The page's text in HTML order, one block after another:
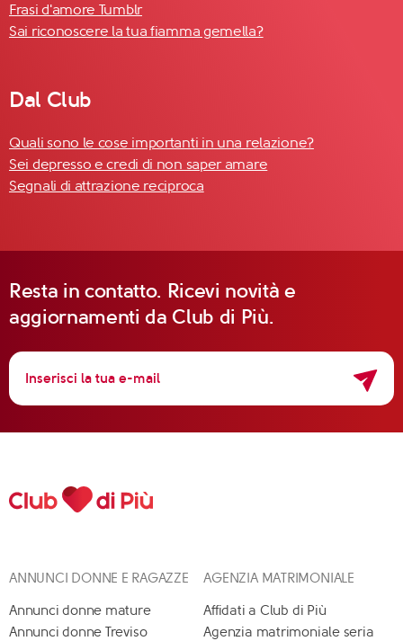
Frasi d'amore Tumblr
Sai riconoscere la tua fiamma gemella?
Dal Club
Quali sono le cose importanti in una relazione?
Sei depresso e credi di non saper amare
Segnali di attrazione reciproca
Resta in contatto. Ricevi novità e
aggiornamenti da Club di Più.
ANNUNCI DONNE E RAGAZZE
Annunci donne mature
Annunci donne Treviso
AGENZIA MATRIMONIALE
Affidati a Club di Più
Agenzia matrimoniale seria